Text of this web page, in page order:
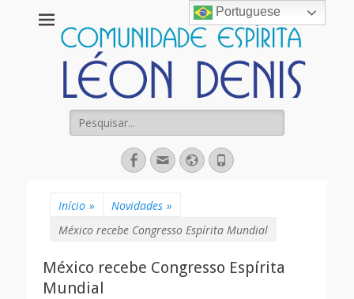
Comunidade
Espírita Léon
Denis
Pesquisar
por:
Facebook
EmailWebsiteFone
Início » Novidades »
México recebe Congresso Espírita Mundial
México recebe Congresso Espírita
Mundial
Portuguese